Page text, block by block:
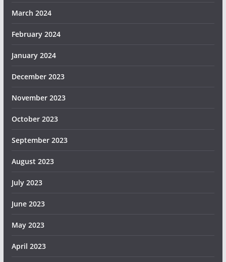
March 2024
February 2024
January 2024
December 2023
November 2023
October 2023
September 2023
August 2023
July 2023
June 2023
May 2023
April 2023